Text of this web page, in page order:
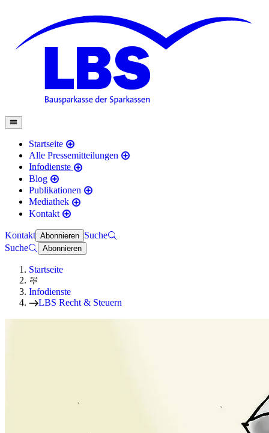
Startseite
Alle Pressemitteilungen
Infodienste
Blog
Publikationen
Mediathek
Kontakt
Kontakt Abonnieren Suche
Suche
Abonnieren
Startseite
Infodienste
LBS Recht & Steuern